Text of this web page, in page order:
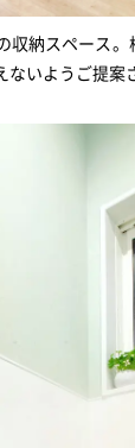
収納スペース
いようご提案